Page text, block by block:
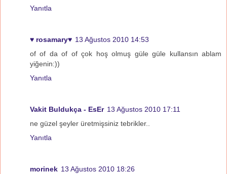
Yanıtla
♥ rosamary♥ 13 Ağustos 2010 14:53
of of da of of çok hoş olmuş güle güle kullansın ablam
yiğenin:))
Yanıtla
Vakit Buldukça - EsEr 13 Ağustos 2010 17:11
ne güzel şeyler üretmişsiniz tebrikler..
Yanıtla
morinek 13 Ağustos 2010 18:26